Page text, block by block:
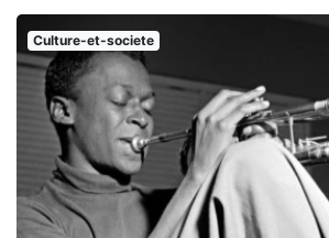
Culture-et-societe